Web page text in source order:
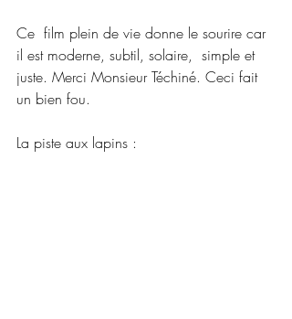
Ce  film plein de vie donne le sourire car
il est moderne, subtil, solaire,  simple et
juste. Merci Monsieur Téchiné. Ceci fait
un bien fou.
La piste aux lapins :